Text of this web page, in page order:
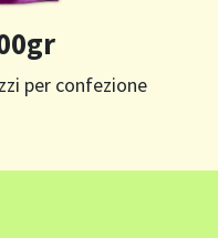
per confezione